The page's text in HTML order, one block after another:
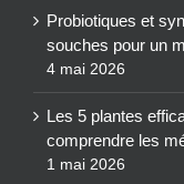
Probiotiques et
souches pour un
4 mai 2026
Les 5 plantes
comprendre les
1 mai 2026